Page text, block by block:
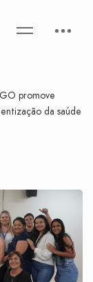
promove
da saúde